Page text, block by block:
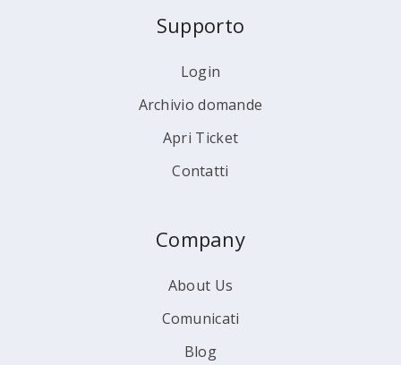
Supporto
Login
Archivio domande
Apri Ticket
Contatti
Company
About Us
Comunicati
Blog